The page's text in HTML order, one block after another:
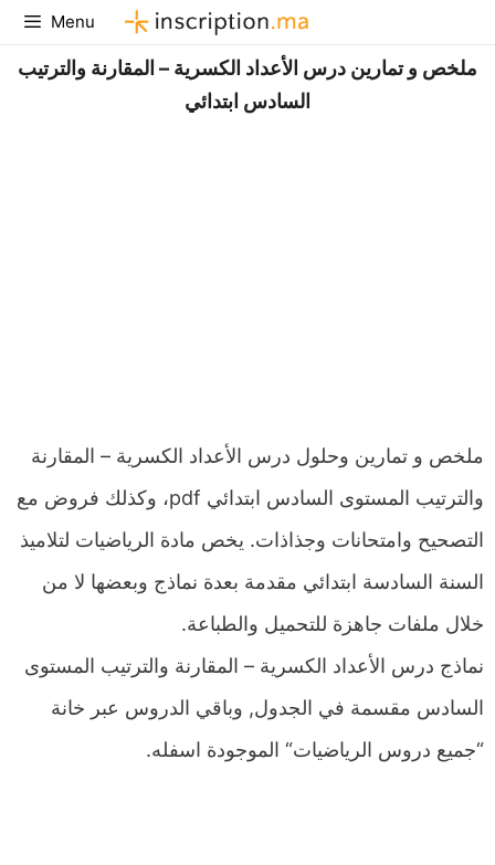
Aller
au
contenu
Menu
ملخص و تمارين درس الأعداد الكسرية – المقارنة والترتيب
السادس ابتدائي
ملخص و تمارين وحلول درس الأعداد الكسرية – المقارنة
والترتيب المستوى السادس ابتدائي pdf، وكذلك فروض مع
التصحيح وامتحانات وجذاذات. يخص مادة الرياضيات لتلاميذ
السنة السادسة ابتدائي مقدمة بعدة نماذج وبعضها لا من
خلال ملفات جاهزة للتحميل والطباعة.
نماذج درس الأعداد الكسرية – المقارنة والترتيب المستوى
السادس مقسمة في الجدول, وباقي الدروس عبر خانة
“جميع دروس الرياضيات“ الموجودة اسفله.